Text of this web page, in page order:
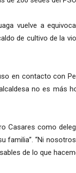
vuelve a
de cultivo de la
en contacto con
no es más
Casares como
familia”. “Ni
de lo que